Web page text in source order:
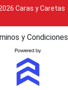
Caras y Caretas
y Condiciones